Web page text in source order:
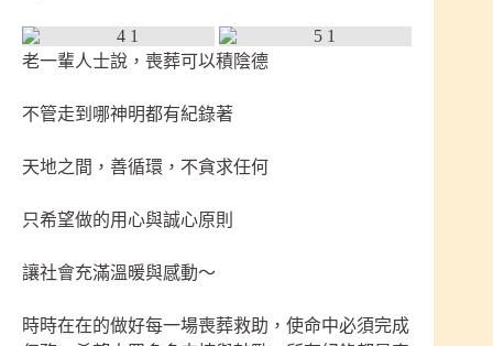
老一輩人士說，喪葬可以積陰德
不管走到哪神明都有紀錄著
天地之間，善循環，不貪求任何
只希望做的用心與誠心原則
讓社會充滿溫暖與感動～
時時在在的做好每一場喪葬救助，使命中必須完成